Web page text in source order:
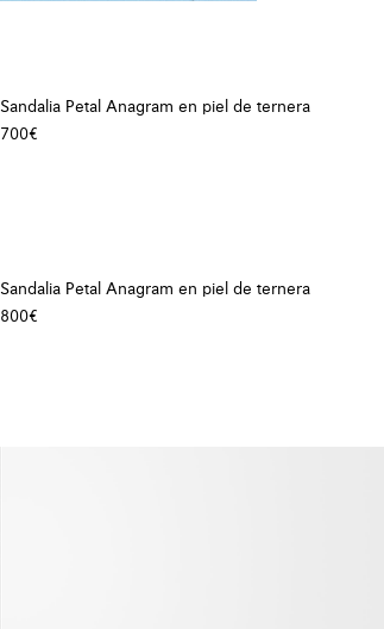
Sandalia Petal Anagram en piel de ternera
700€
Sandalia Petal Anagram en piel de ternera
800€